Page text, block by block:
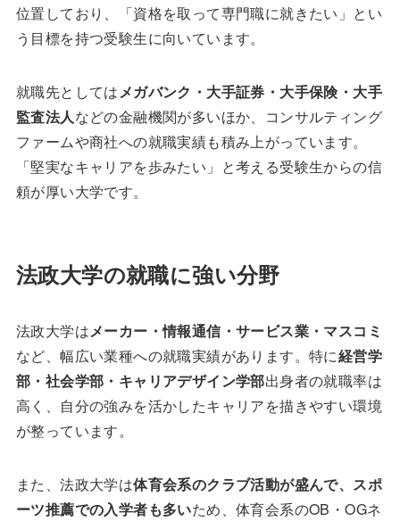
位置しており、「資格を取って専門職に就きたい」とい
う目標を持つ受験生に向いています。
就職先としてはメガバンク・大手証券・大手保険・大手
監査法人などの金融機関が多いほか、コンサルティング
ファームや商社への就職実績も積み上がっています。
「堅実なキャリアを歩みたい」と考える受験生からの信
頼が厚い大学です。
法政大学の就職に強い分野
法政大学はメーカー・情報通信・サービス業・マスコミ
など、幅広い業種への就職実績があります。特に経営学
部・社会学部・キャリアデザイン学部出身者の就職率は
高く、自分の強みを活かしたキャリアを描きやすい環境
が整っています。
また、法政大学は体育会系のクラブ活動が盛んで、スポ
ーツ推薦での入学者も多いため、体育会系のOB・OGネ